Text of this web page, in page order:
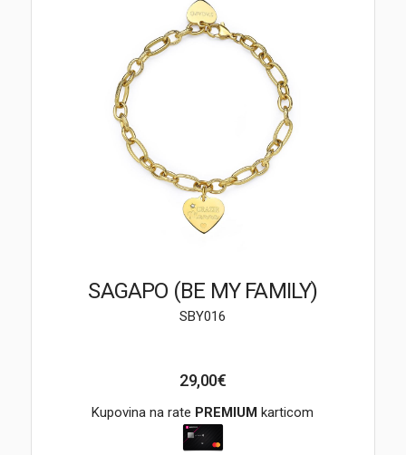
POKLON VAUČER
SAGAPO (BE MY FAMILY)
SBY016
29,00€
Kupovina na rate PREMIUM karticom